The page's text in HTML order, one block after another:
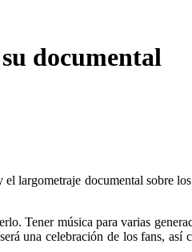
documental
largometraje documental sobre
Tener música para varias
una celebración de los fans, así